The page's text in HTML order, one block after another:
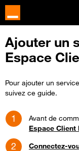
Ajouter un
Espace
Pour ajouter un
suivez ce guide.
Avant de
Espace Client
Connectez-